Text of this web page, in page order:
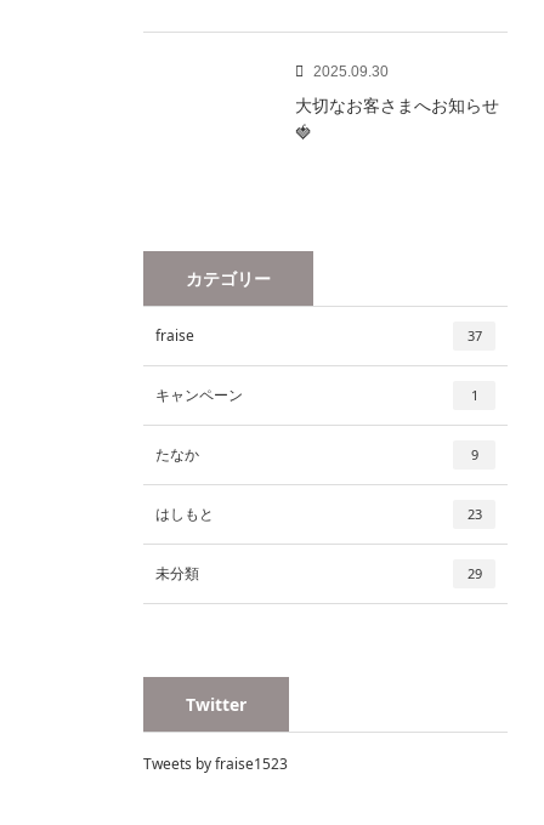
2025.09.30
大切なお客さまへお知らせ
🍓
カテゴリー
fraise 37
キャンペーン 1
たなか 9
はしもと 23
未分類 29
Twitter
Tweets by fraise1523